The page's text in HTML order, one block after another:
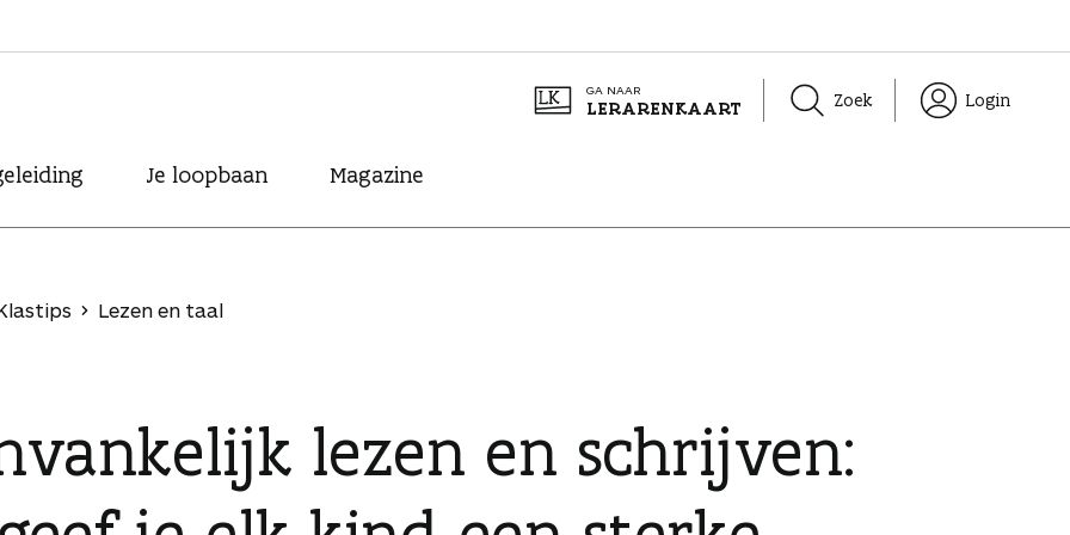
GA NAAR
LERARENKAART Zoek Login
Je loopbaan Magazine
Lezen en taal
lezen en schrijven: